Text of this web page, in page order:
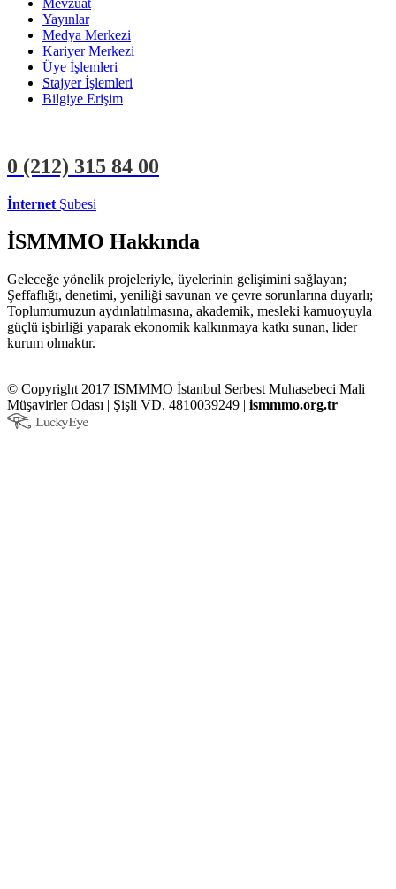
Mevzuat
Yayınlar
Medya Merkezi
Kariyer Merkezi
Üye İşlemleri
Stajyer İşlemleri
Bilgiye Erişim
0 (212) 315 84 00
İnternet Şubesi
İSMMMO Hakkında
Geleceğe yönelik projeleriyle, üyelerinin gelişimini sağlayan;
Şeffaflığı, denetimi, yeniliği savunan ve çevre sorunlarına duyarlı;
Toplumumuzun aydınlatılmasına, akademik, mesleki kamuoyuyla
güçlü işbirliği yaparak ekonomik kalkınmaya katkı sunan, lider
kurum olmaktır.
© Copyright 2017 ISMMMO İstanbul Serbest Muhasebeci Mali
Müşavirler Odası | Şişli VD. 4810039249 | ismmmo.org.tr